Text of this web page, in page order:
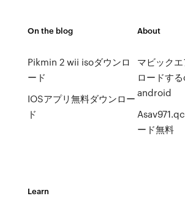
On the blog
Pikmin 2 wii isoダウンロ
ード
IOSアプリ無料ダウンロー
ド
About
マビック
ロードす
android
ード無料
Learn